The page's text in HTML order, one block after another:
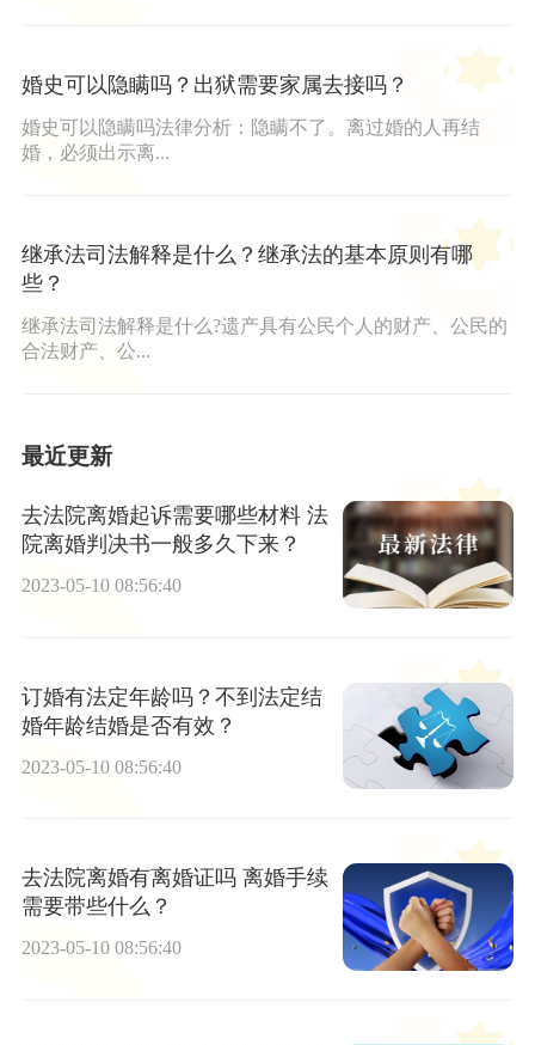
婚史可以隐瞒吗？出狱需要家属去接吗？
婚史可以隐瞒吗法律分析：隐瞒不了。离过婚的人再结
婚，必须出示离...
继承法司法解释是什么？继承法的基本原则有哪
些？
继承法司法解释是什么?遗产具有公民个人的财产、公民的
合法财产、公...
最近更新
去法院离婚起诉需要哪些材料 法
院离婚判决书一般多久下来？
2023-05-10 08:56:40
订婚有法定年龄吗？不到法定结
婚年龄结婚是否有效？
2023-05-10 08:56:40
去法院离婚有离婚证吗 离婚手续
需要带些什么？
2023-05-10 08:56:40